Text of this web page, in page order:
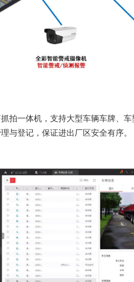
一体机，支持大型车辆车牌、车
与登记，保证进出厂区安全有序。